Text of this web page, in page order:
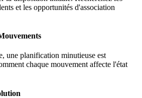
et les opportunités d'association
, une planification minutieuse est
chaque mouvement affecte l'état